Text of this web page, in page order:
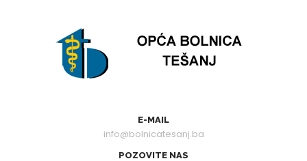
E-MAIL
info@bolnicatesanj.ba
POZOVITE NAS